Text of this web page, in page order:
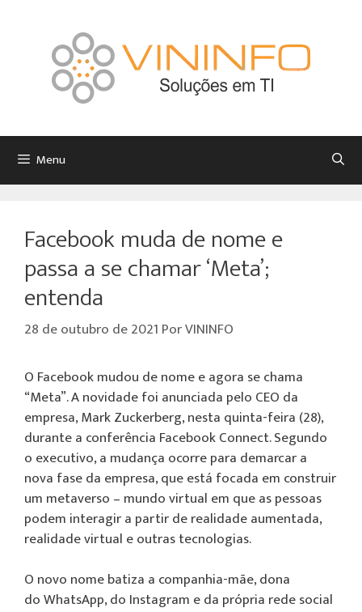
Menu
Facebook muda de nome e
passa a se chamar ‘Meta’;
entenda
28 de outubro de 2021 PorVININFO
O Facebook mudou de nome e agora se chama
“Meta”. A novidade foi anunciada pelo CEO da
empresa, Mark Zuckerberg, nesta quinta-feira (28),
durante a conferência Facebook Connect. Segundo
o executivo, a mudança ocorre para demarcar a
nova fase da empresa, que está focada em construir
um metaverso – mundo virtual em que as pessoas
podem interagir a partir de realidade aumentada,
realidade virtual e outras tecnologias.
O novo nome batiza a companhia-mãe, dona
do WhatsApp, do Instagram e da própria rede social